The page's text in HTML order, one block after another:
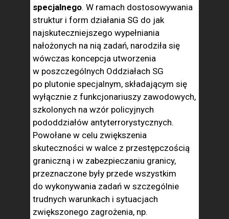
specjalnego. W ramach dostosowywania
struktur i form działania SG do jak
najskuteczniej­szego wypełniania
nałożonych na nią zadań, narodziła się
wówczas koncepcja utworzenia
w poszczególnych Oddziałach SG
po pluto­nie specjalnym, składającym się
wyłącznie z funkcjonariuszy za­wodowych,
szkolonych na wzór policyjnych
pododdziałów antyter­rorystycznych.
Powołane w celu zwiększenia
skuteczności w walce z przestępczością
graniczną i w zabezpieczaniu granicy,
przezna­czone były przede wszystkim
do wykonywania zadań w szczegól­nie
trudnych warunkach i sytuacjach
zwiększonego zagrożenia, np.